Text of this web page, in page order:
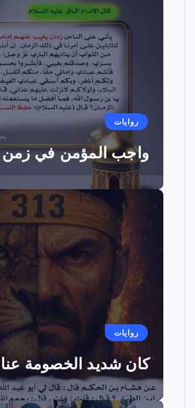
روايات
واجب المؤمن في زمن
روايات
كان شديد الخصومة